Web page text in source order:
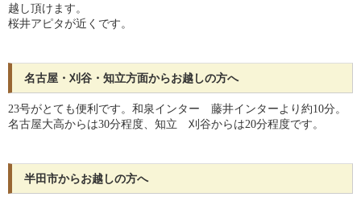
越し頂けます。
桜井アピタが近くです。
名古屋・刈谷・知立方面からお越しの方へ
23号がとても便利です。和泉インター 藤井インターより約10分。
名古屋大高からは30分程度、知立 刈谷からは20分程度です。
半田市からお越しの方へ